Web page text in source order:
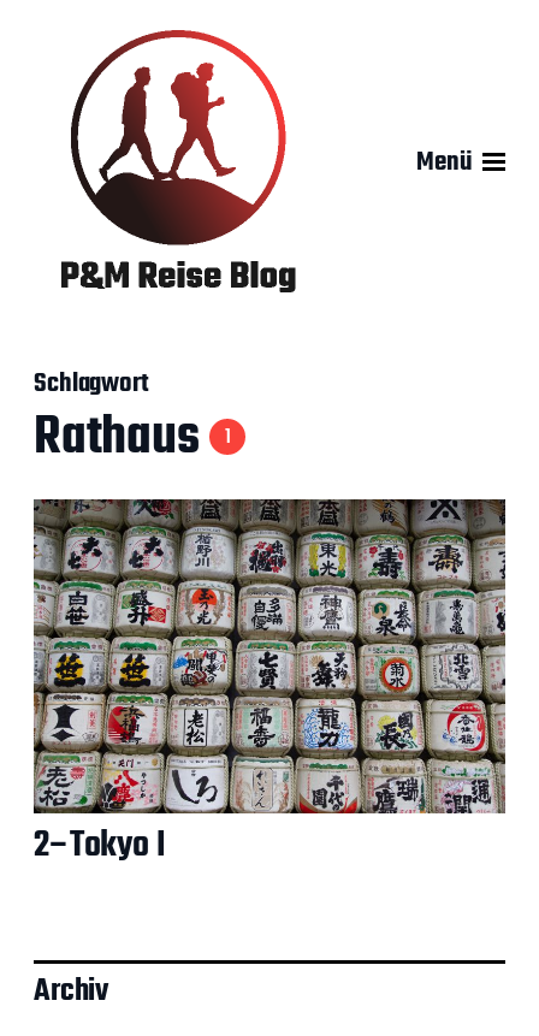
Menü
Schlagwort
Rathaus 1
2–Tokyo I
Archiv